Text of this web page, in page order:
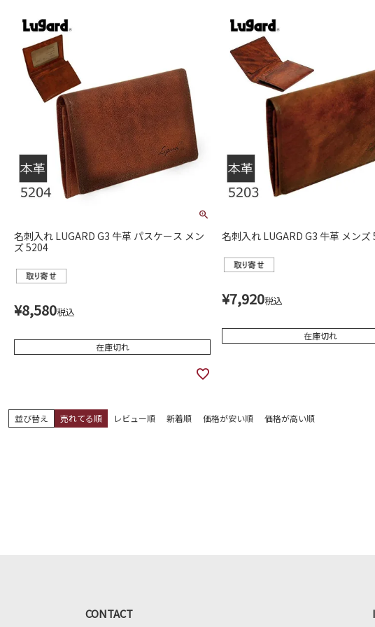
名刺入れ LUGARD G3 牛革 パスケース メン
ズ 5204
¥8,580税込
在庫切れ
名刺入れ LUGARD G3 牛革 メンズ
¥7,920税込
在庫切れ
並び替え 売れてる順 レビュー順 新着順 価格が安い順 価格が高い順
CONTACT